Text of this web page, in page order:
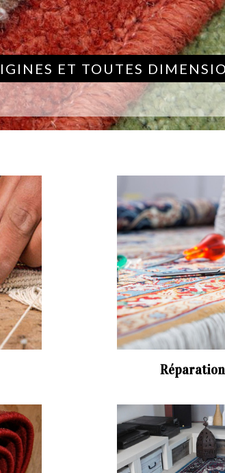
ET TOUTES